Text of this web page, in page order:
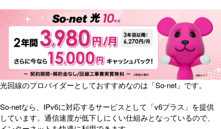
光回線のプロバイダーとしておすすめなのは「So-net」です。
So-netなら、IPv6に対応するサービスとして「v6プラス」を提供
しています。通信速度が低下しにくい仕組みとなっているので、